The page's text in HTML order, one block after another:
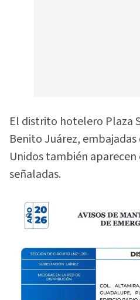
El distrito hotelero Plaza
Benito Juárez,
Unidos también
señaladas.